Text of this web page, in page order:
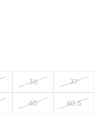
36 37
40 40.5